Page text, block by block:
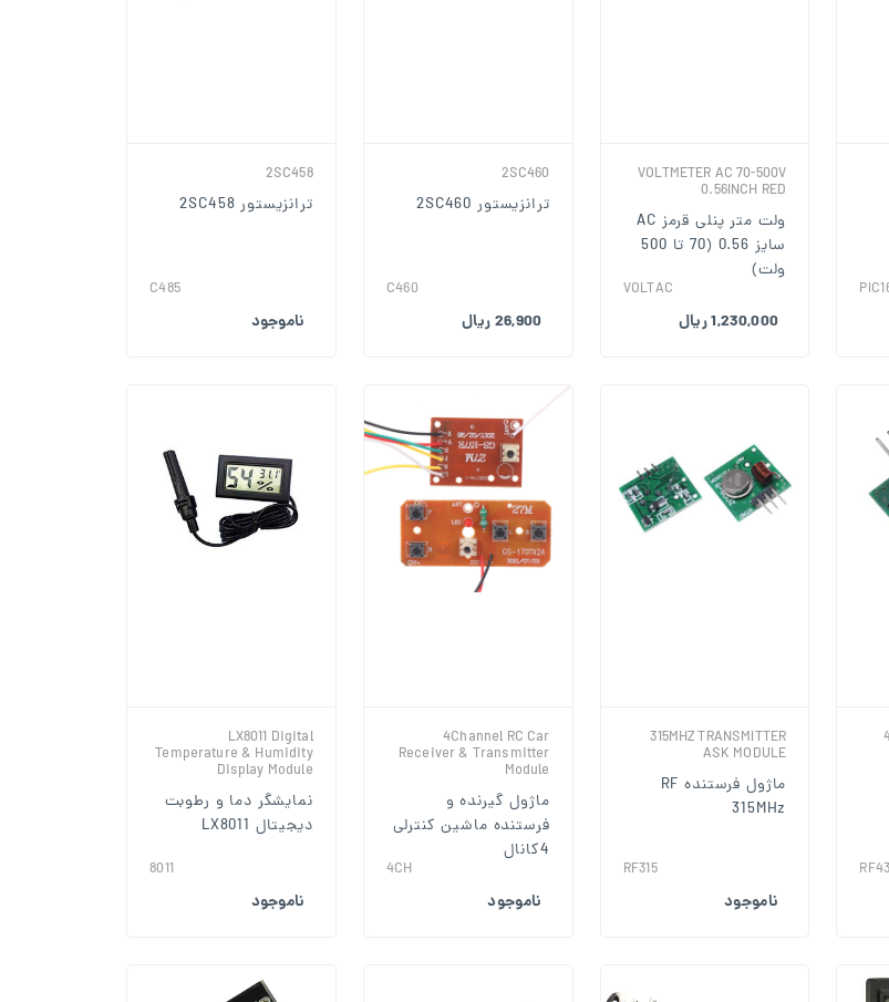
VOLTMETER AC 70-500V
0.56INCH RED
ولت متر پنلی قرمز AC
سایز 0.56 (70 تا 500
ولت)
VOLTAC
1,230,000 ریال
2SC460
ترانزیستور 2SC460
C460
26,900 ریال
2SC458
ترانزیستور 2SC458
C485
ناموجود
315MHZ TRANSMITTER
ASK MODULE
ماژول فرستنده RF
315MHz
RF315
ناموجود
4Channel RC Car
Receiver & Transmitter
Module
ماژول گیرنده و
فرستنده ماشین کنترلی
4کانال
4CH
ناموجود
LX8011 Digital
Temperature & Humidity
Display Module
نمایشگر دما و رطوبت
دیجیتال LX8011
8011
ناموجود